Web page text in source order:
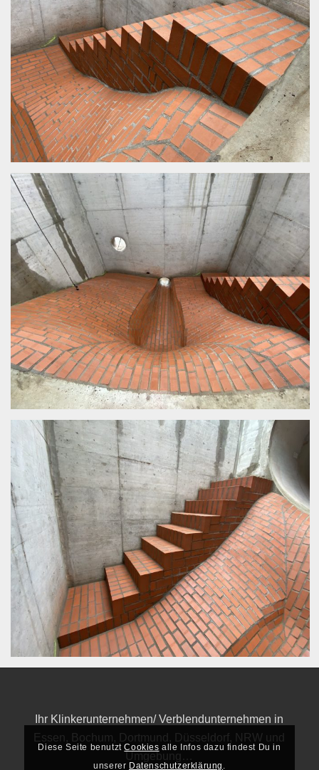
Ihr Klinkerunternehmen/ Verblendunternehmen in
Essen, Bochum, Dortmund, Düsseldorf, NRW und
Umgebung…
Diese Seite benutztCookies alle Infos dazu findest Du in
unserer Datenschutzerklärung